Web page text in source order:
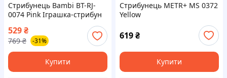
Стрибунець Bambi BT-RJ-
0074 Pink Іграшка-стрибун
529₴
769 ₴ -31%
Купити
Стрибунець METR+ MS 0372
Yellow
619₴
Купити